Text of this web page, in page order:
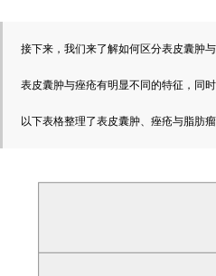
接下来，我们来了解如何区分表皮囊肿与
表皮囊肿与痤疮有明显不同的特征，同
以下表格整理了表皮囊肿、痤疮与脂肪瘤